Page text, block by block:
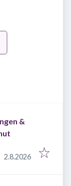
&
Veröffentlicht
2.8.2026